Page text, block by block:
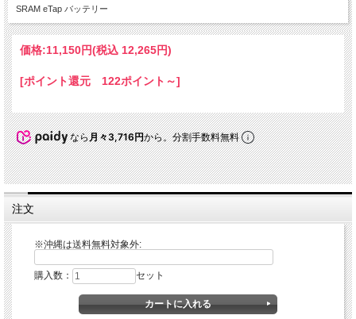
SRAM eTap バッテリー
価格:11,150円(税込 12,265円)
[ポイント還元 122ポイント～]
なら月々3,716円から。分割手数料無料
注文
※沖縄は送料無料対象外:
購入数： セット